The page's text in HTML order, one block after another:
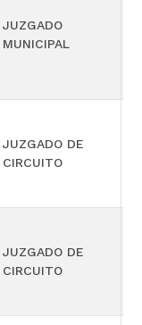
JUZGADO
MUNICIPAL
JUZGADO DE
CIRCUITO
JUZGADO DE
CIRCUITO